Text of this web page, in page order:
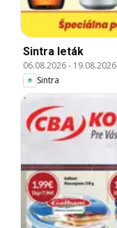
Sintra leták
06.08.2026- 19.08.2026
Sintra